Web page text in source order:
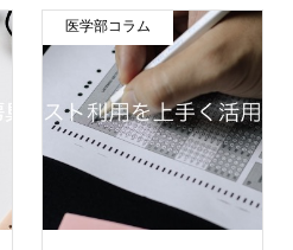
医学部コラム